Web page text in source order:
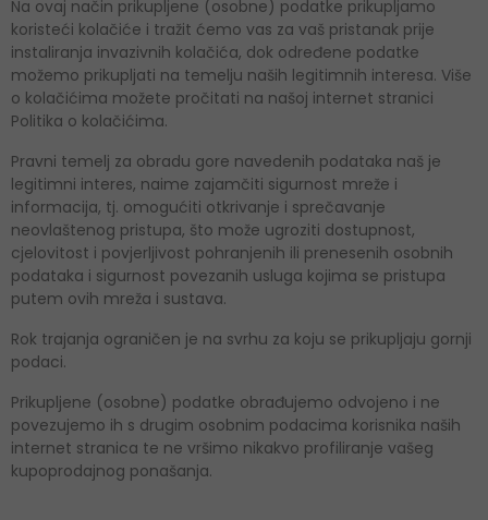
Na ovaj način prikupljene (osobne) podatke prikupljamo
koristeći kolačiće i tražit ćemo vas za vaš pristanak prije
instaliranja invazivnih kolačića, dok određene podatke
možemo prikupljati na temelju naših legitimnih interesa. Više
o kolačićima možete pročitati na našoj internet stranici
Politika o kolačićima.
Pravni temelj za obradu gore navedenih podataka naš je
legitimni interes, naime zajamčiti sigurnost mreže i
informacija, tj. omogućiti otkrivanje i sprečavanje
neovlaštenog pristupa, što može ugroziti dostupnost,
cjelovitost i povjerljivost pohranjenih ili prenesenih osobnih
podataka i sigurnost povezanih usluga kojima se pristupa
putem ovih mreža i sustava.
Rok trajanja ograničen je na svrhu za koju se prikupljaju gornji
podaci.
Prikupljene (osobne) podatke obrađujemo odvojeno i ne
povezujemo ih s drugim osobnim podacima korisnika naših
internet stranica te ne vršimo nikakvo profiliranje vašeg
kupoprodajnog ponašanja.